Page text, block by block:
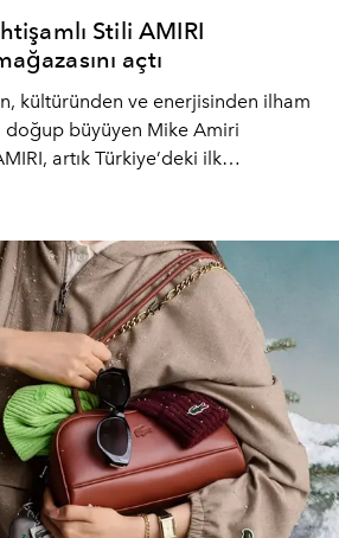
Stili AMIRI
açtı
kültüründen ve enerjisinden ilham
doğup büyüyen Mike Amiri
artık Türkiye’deki ilk